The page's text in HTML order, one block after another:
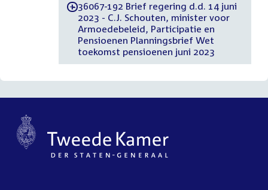
-36067-192 Brief regering d.d. 14 juni
2023 - C.J. Schouten, minister voor
Armoedebeleid, Participatie en
Pensioenen Planningsbrief Wet
toekomst pensioenen juni 2023